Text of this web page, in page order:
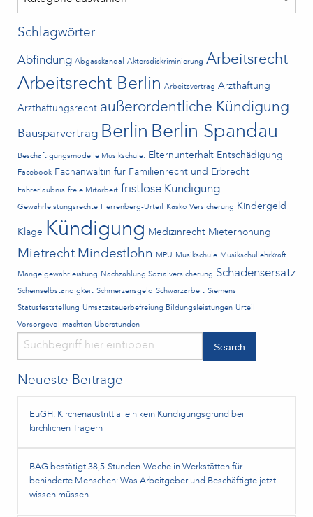
Schlagwörter
Abfindung Abgasskandal Aktersdiskriminierung Arbeitsrecht
Arbeitsrecht Berlin Arbeitsvertrag Arzthaftung
Arzthaftungsrecht außerordentliche Kündigung
Bausparvertrag Berlin Berlin Spandau
Beschäftigungsmodelle Musikschule. Elternunterhalt Entschädigung
Facebook Fachanwältin für Familienrecht und Erbrecht
Fahrerlaubnis freie Mitarbeit fristlose Kündigung
Gewährleistungsrechte Herrenberg-Urteil Kasko Versicherung Kindergeld
Klage Kündigung Medizinrecht Mieterhöhung
Mietrecht Mindestlohn MPU Musikschule Musikschullehrkraft
Mängelgewährleistung Nachzahlung Sozialversicherung Schadensersatz
Scheinselbständigkeit Schmerzensgeld Schwarzarbeit Siemens
Statusfeststellung Umsatzsteuerbefreiung Bildungsleistungen Urteil
Vorsorgevollmachten Überstunden
Neueste Beiträge
EuGH: Kirchenaustritt allein kein Kündigungsgrund bei
kirchlichen Trägern
BAG bestätigt 38,5‑Stunden‑Woche in Werkstätten für
behinderte Menschen: Was Arbeitgeber und Beschäftigte jetzt
wissen müssen